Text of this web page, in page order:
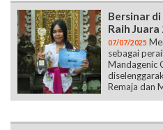
Bersinar
Raih
07/07/2025
sebagai
Mandagenic
Remaja dan